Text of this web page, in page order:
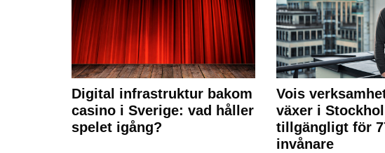
Digital infrastruktur bakom
casino i Sverige: vad håller
spelet igång?
Vois
växer i
tillgängligt för
invånare